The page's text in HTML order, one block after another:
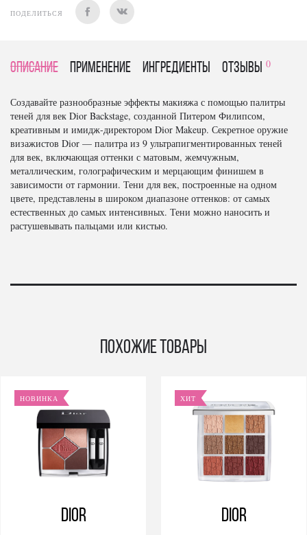
ПОДЕЛИТЬСЯ
Описание Применение Ингредиенты отзывы 0
Создавайте разнообразные эффекты макияжа с помощью палитры
теней для век Dior Backstage, созданной Питером Филипсом,
креативным и имидж-директором Dior Makeup. Секретное оружие
визажистов Dior — палитра из 9 ультрапигментированных теней
для век, включающая оттенки с матовым, жемчужным,
металлическим, голографическим и мерцающим финишем в
зависимости от гармонии. Тени для век, построенные на одном
цвете, представлены в широком диапазоне оттенков: от самых
естественных до самых интенсивных. Тени можно наносить и
растушевывать пальцами или кистью.
Похожие товары
НОВИНКА
Dior
ХИТ
Dior